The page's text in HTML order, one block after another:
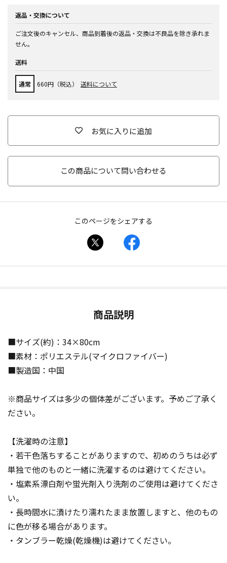
返品・交換について
ご注文後のキャンセル、商品到着後の返品・交換は不良品を除き承れま
せん。
送料
通常 660円（税込） 送料について
お気に入りに追加
この商品について問い合わせる
このページをシェアする
商品説明
■サイズ(約)：34×80cm
■素材：ポリエステル(マイクロファイバー)
■製造国：中国
※商品サイズは多少の個体差がございます。予めご了承く
ださい。
【洗濯時の注意】
・若干色落ちすることがありますので、初めのうちは必ず
単独で他のものと一緒に洗濯するのは避けてください。
・塩素系漂白剤や蛍光剤入り洗剤のご使用は避けてくださ
い。
・長時間水に漬けたり濡れたまま放置しますと、他のもの
に色が移る場合があります。
・タンブラー乾燥(乾燥機)は避けてください。